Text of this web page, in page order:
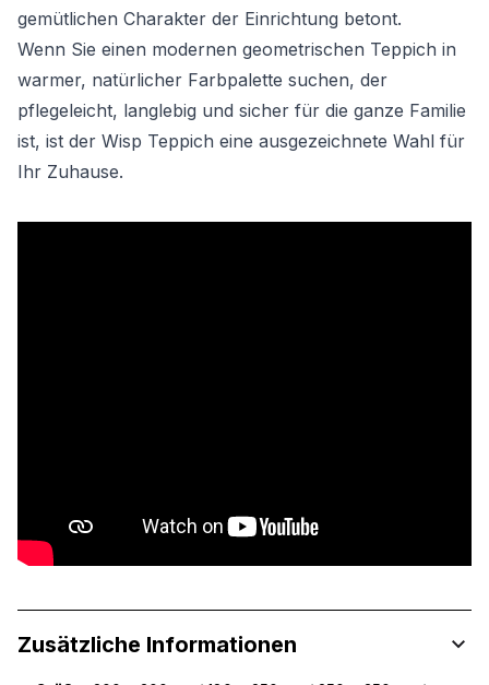
gemütlichen Charakter der Einrichtung betont.
Wenn Sie einen modernen geometrischen Teppich in
warmer, natürlicher Farbpalette suchen, der
pflegeleicht, langlebig und sicher für die ganze Familie
ist, ist der Wisp Teppich eine ausgezeichnete Wahl für
Ihr Zuhause.
Zusätzliche Informationen